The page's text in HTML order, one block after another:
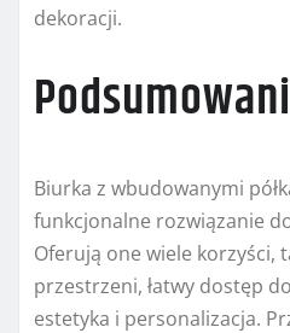
dekoracji.
Biurka z wbudowanymi
funkcjonalne rozwiązanie
Oferują one wiele korzyści,
przestrzeni, łatwy dostęp
estetyka i personalizacja.